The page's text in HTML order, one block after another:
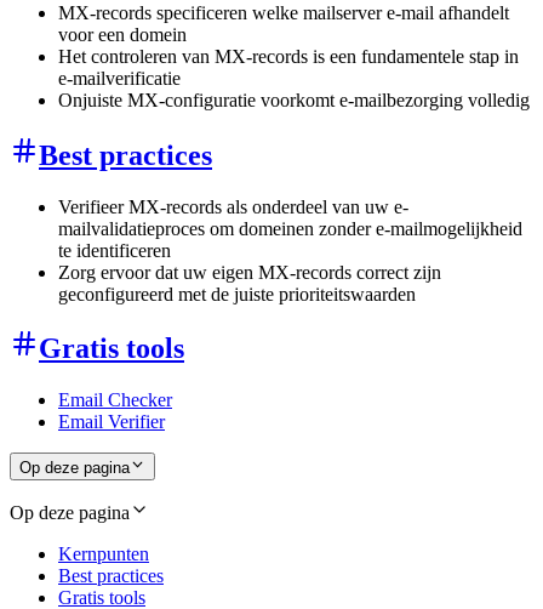
MX-records specificeren welke mailserver e-mail afhandelt
voor een domein
Het controleren van MX-records is een fundamentele stap in
e-mailverificatie
Onjuiste MX-configuratie voorkomt e-mailbezorging volledig
Best practices
Verifieer MX-records als onderdeel van uw e-
mailvalidatieproces om domeinen zonder e-mailmogelijkheid
te identificeren
Zorg ervoor dat uw eigen MX-records correct zijn
geconfigureerd met de juiste prioriteitswaarden
Gratis tools
Email Checker
Email Verifier
Op deze pagina
Op deze pagina
Kernpunten
Best practices
Gratis tools